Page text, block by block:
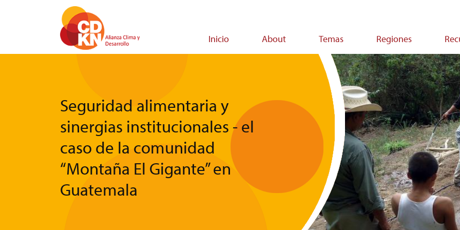
Inicio About Temas Regiones
Seguridad alimentaria y
sinergias institucionales - el
caso de la comunidad
“Montaña El Gigante” en
Guatemala